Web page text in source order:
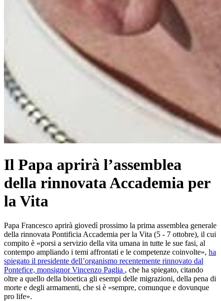
Il Papa aprirà l’assemblea
della rinnovata Accademia per
la Vita
Papa Francesco aprirà giovedì prossimo la prima assemblea generale
della rinnovata Pontificia Accademia per la Vita (5 - 7 ottobre), il cui
compito è «porsi a servizio della vita umana in tutte le sue fasi, al
contempo ampliando i temi affrontati e le competenze coinvolte», ha
spiegato il presidente dell’organismo recentemente rinnovato dal
Pontefice, monsignor Vincenzo Paglia , che ha spiegato, citando
oltre a quello della bioetica gli esempi delle migrazioni, della pena di
morte e degli armamenti, che si è «sempre, comunque e dovunque
pro life».